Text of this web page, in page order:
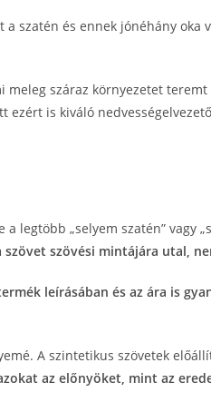
szatén és ennek jónéhány oka
száraz környezetet
ezért is kiváló
legtöbb „selyem szatén”
szövet szövési mintájára utal,
leírásában és az ára is
A szintetikus szövetek
az előnyöket, mint az